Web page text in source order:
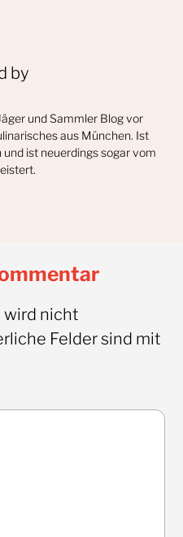
by
und Sammler Blog vor
aus München. Ist
und ist neuerdings sogar vom
wird nicht
Felder sind mit